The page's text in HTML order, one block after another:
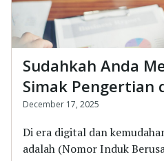
Sudahkah Anda
Simak Pengertian
yang Harus
December 17, 2025
Di era digital dan
adalah (Nomor Induk